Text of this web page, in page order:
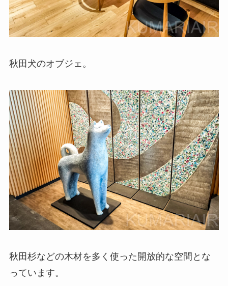
秋田犬のオブジェ。
秋田杉などの木材を多く使った開放的な空間とな
っています。